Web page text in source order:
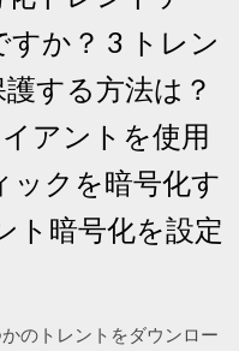
か？ 3 トレン
する方法は？
アントを使用
ックを暗号化す
ト暗号化を設定
のトレントをダウンロー